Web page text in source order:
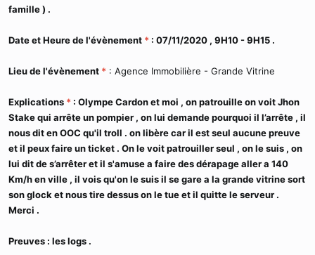
famille ) .
Date et Heure de l'évènement * : 07/11/2020 , 9H10 - 9H15 .
Lieu de l'évènement * : Agence Immobilière - Grande Vitrine
Explications * : Olympe Cardon et moi , on patrouille on voit Jhon
Stake qui arrête un pompier , on lui demande pourquoi il l’arrête , il
nous dit en OOC qu'il troll . on libère car il est seul aucune preuve
et il peux faire un ticket . On le voit patrouiller seul , on le suis , on
lui dit de s’arrêter et il s'amuse a faire des dérapage aller a 140
Km/h en ville , il vois qu'on le suis il se gare a la grande vitrine sort
son glock et nous tire dessus on le tue et il quitte le serveur .
Merci .
Preuves : les logs .